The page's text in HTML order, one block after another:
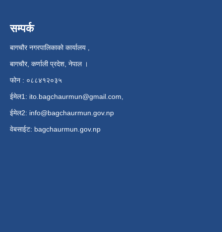
सम्पर्क
बागचौर नगरपालिकाको कार्यालय ,
बागचौर, कर्णाली प्रदेश, नेपाल ।
फोन : ०८८४१२०३५
ईमेल1: ito.bagchaurmun@gmail.com,
ईमेल2: info@bagchaurmun.gov.np
वे‍बसाईट: bagchaurmun.gov.np